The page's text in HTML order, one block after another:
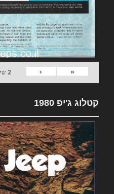
«
‹
2
קטלוג ג'יפ 1980